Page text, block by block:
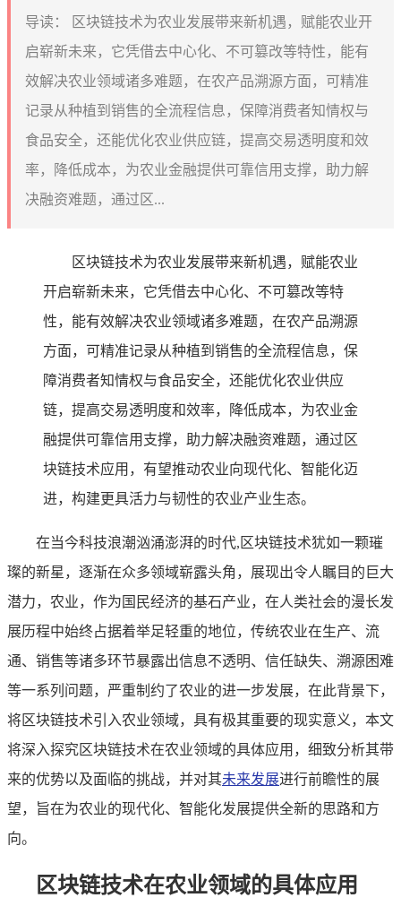
导读：
区块链技术为农业发展带来新机遇，赋能农业开
启崭新未来，它凭借去中心化、不可篡改等特性，能有
效解决农业领域诸多难题，在农产品溯源方面，可精准
记录从种植到销售的全流程信息，保障消费者知情权与
食品安全，还能优化农业供应链，提高交易透明度和效
率，降低成本，为农业金融提供可靠信用支撑，助力解
决融资难题，通过区...
区块链技术为农业发展带来新机遇，赋能农业
开启崭新未来，它凭借去中心化、不可篡改等特
性，能有效解决农业领域诸多难题，在农产品溯源
方面，可精准记录从种植到销售的全流程信息，保
障消费者知情权与食品安全，还能优化农业供应
链，提高交易透明度和效率，降低成本，为农业金
融提供可靠信用支撑，助力解决融资难题，通过区
块链技术应用，有望推动农业向现代化、智能化迈
进，构建更具活力与韧性的农业产业生态。
在当今科技浪潮汹涌澎湃的时代,区块链技术犹如一颗璀
璨的新星，逐渐在众多领域崭露头角，展现出令人瞩目的巨大
潜力，农业，作为国民经济的基石产业，在人类社会的漫长发
展历程中始终占据着举足轻重的地位，传统农业在生产、流
通、销售等诸多环节暴露出信息不透明、信任缺失、溯源困难
等一系列问题，严重制约了农业的进一步发展，在此背景下，
将区块链技术引入农业领域，具有极其重要的现实意义，本文
将深入探究区块链技术在农业领域的具体应用，细致分析其带
来的优势以及面临的挑战，并对其未来发展进行前瞻性的展
望，旨在为农业的现代化、智能化发展提供全新的思路和方
向。
区块链技术在农业领域的具体应用